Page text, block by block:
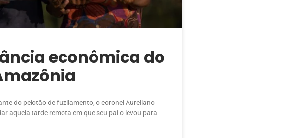
econômica do
do pelotão de fuzilamento, o coronel Aureliano
aquela tarde remota em que seu pai o levou para